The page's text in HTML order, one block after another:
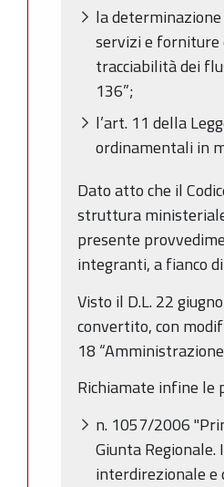
la
servizi e forniture
tracciabilità dei
136”;
l’art. 11 della
ordinamentali in
Dato atto che il
struttura
presente
integranti, a fianco
Visto il D.L. 22
convertito, con
18
Richiamate infine le
n. 1057/2006
Giunta
interdirezionale